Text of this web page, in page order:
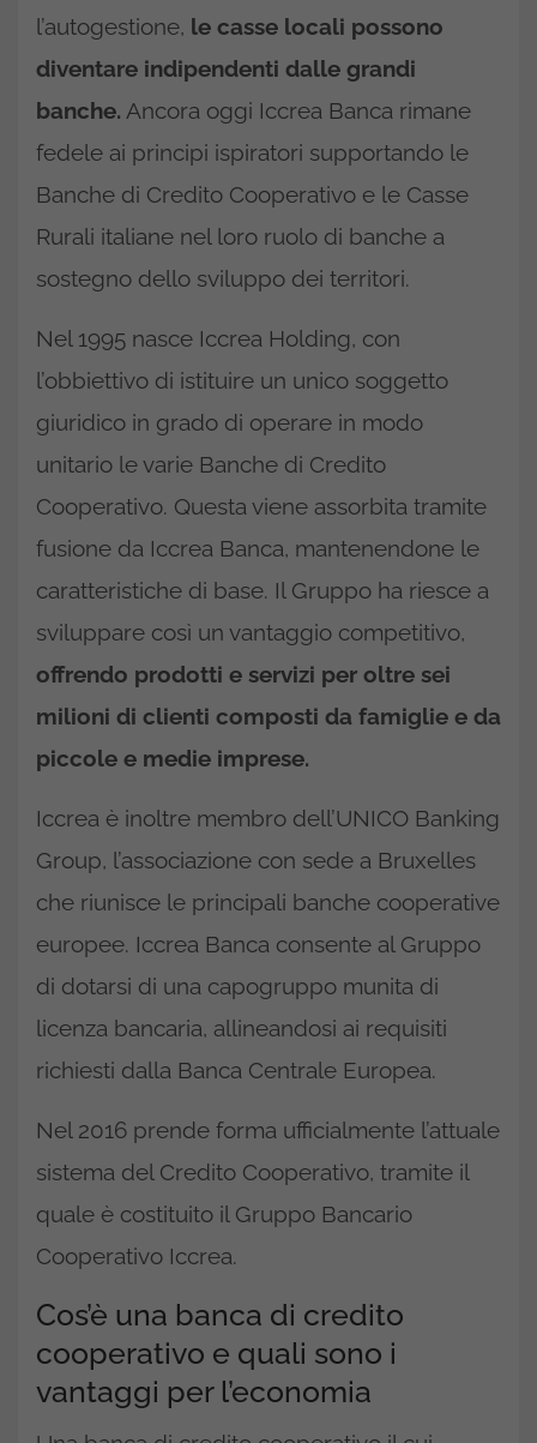
l’autogestione, le casse locali possono
diventare indipendenti dalle grandi
banche. Ancora oggi Iccrea Banca rimane
fedele ai principi ispiratori supportando le
Banche di Credito Cooperativo e le Casse
Rurali italiane nel loro ruolo di banche a
sostegno dello sviluppo dei territori.
Nel 1995 nasce Iccrea Holding, con
l’obbiettivo di istituire un unico soggetto
giuridico in grado di operare in modo
unitario le varie Banche di Credito
Cooperativo. Questa viene assorbita tramite
fusione da Iccrea Banca, mantenendone le
caratteristiche di base. Il Gruppo ha riesce a
sviluppare così un vantaggio competitivo,
offrendo prodotti e servizi per oltre sei
milioni di clienti composti da famiglie e da
piccole e medie imprese.
Iccrea è inoltre membro dell’UNICO Banking
Group, l’associazione con sede a Bruxelles
che riunisce le principali banche cooperative
europee. Iccrea Banca consente al Gruppo
di dotarsi di una capogruppo munita di
licenza bancaria, allineandosi ai requisiti
richiesti dalla Banca Centrale Europea.
Nel 2016 prende forma ufficialmente l’attuale
sistema del Credito Cooperativo, tramite il
quale è costituito il Gruppo Bancario
Cooperativo Iccrea.
Cos’è una banca di credito
cooperativo e quali sono i
vantaggi per l’economia